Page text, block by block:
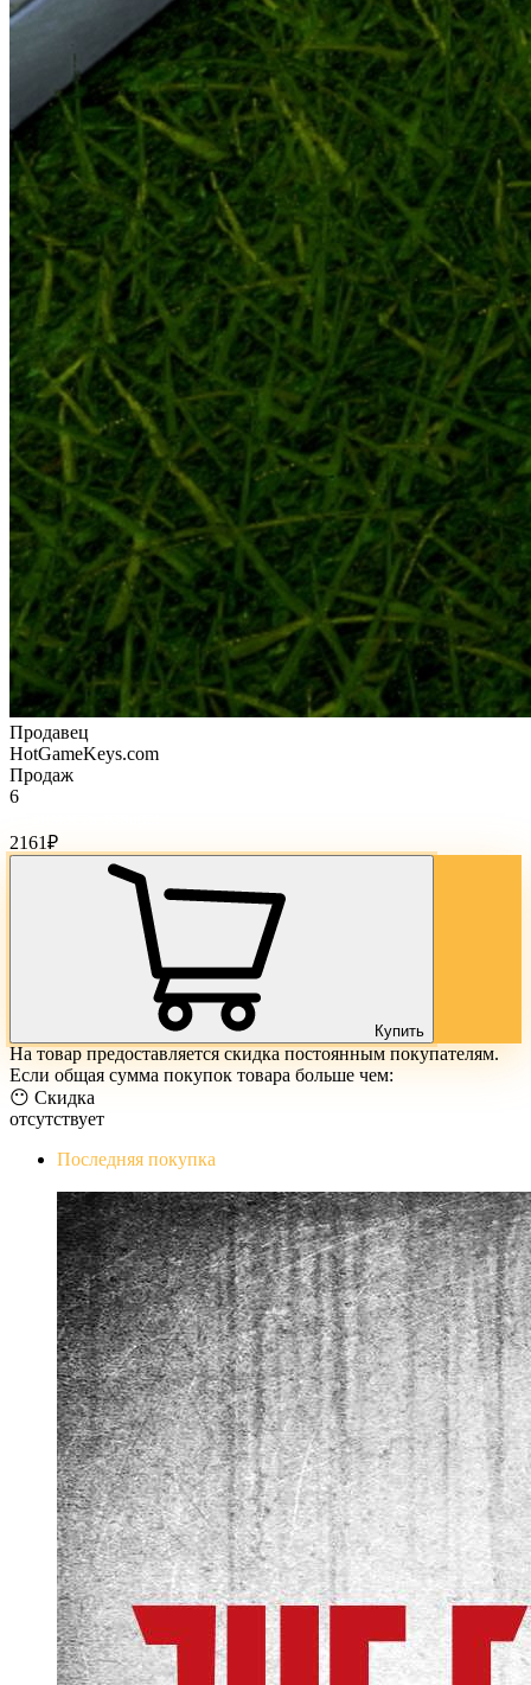
Продавец
HotGameKeys.com
Продаж
6
2161₽
Купить
На товар предоставляется скидка постоянным покупателям.
Если общая сумма покупок товара больше чем:
😶 Скидка
отсутствует
Последняя покупка